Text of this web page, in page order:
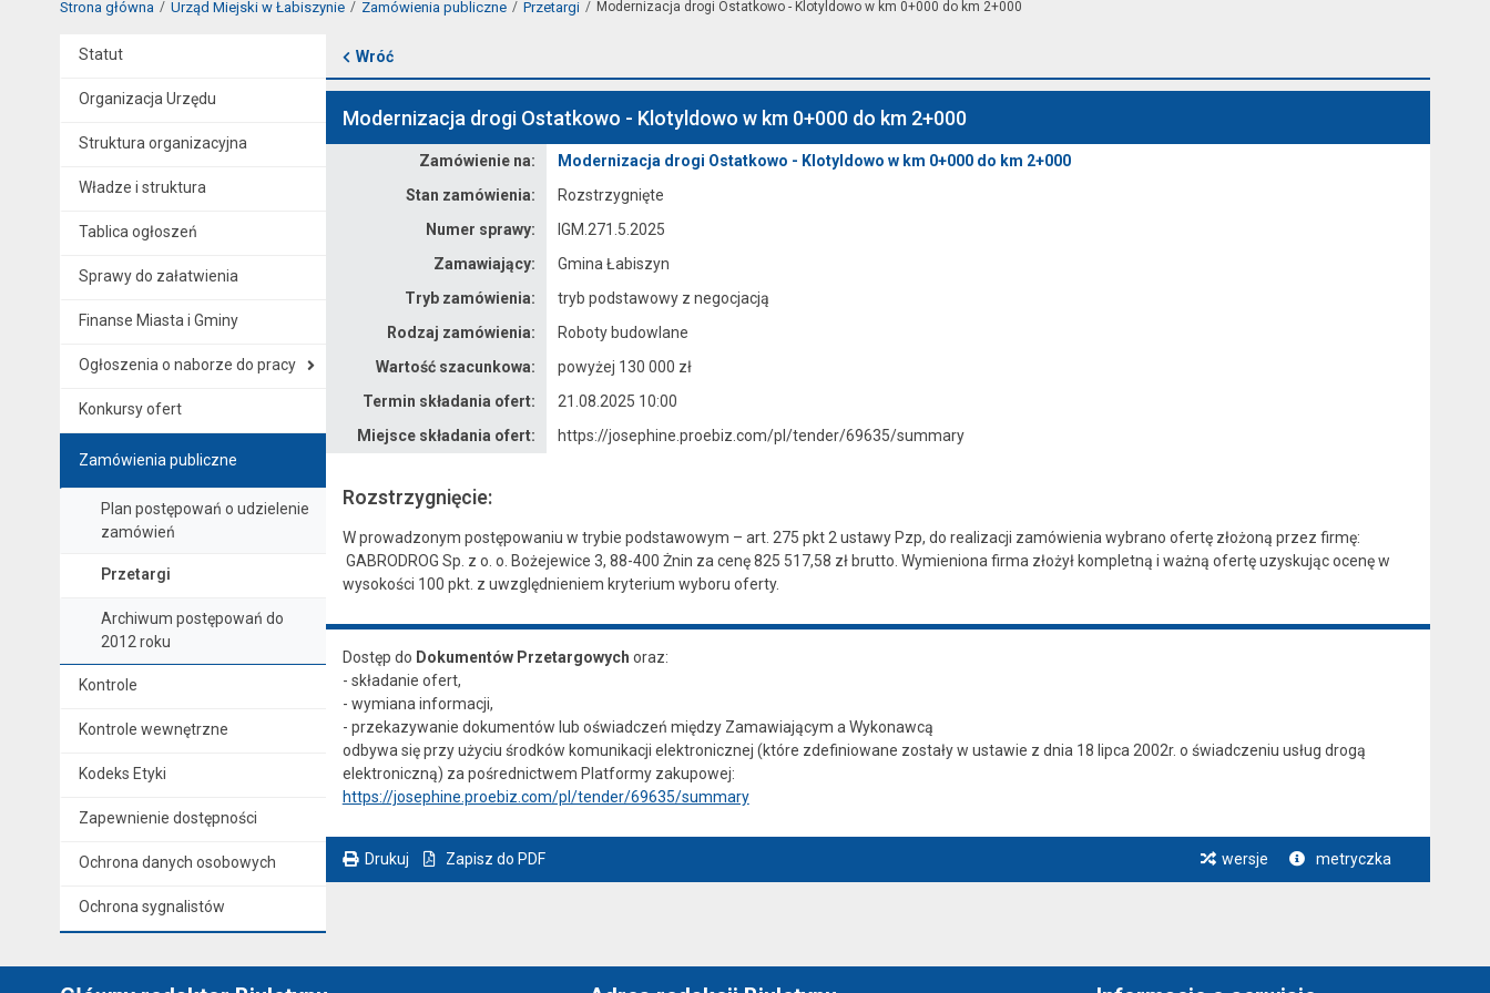
Strona główna Urząd Miejski w Łabiszynie Zamówienia publiczne Przetargi Modernizacja drogi Ostatkowo - Klotyldowo w km 0+000 do km 2+000
Statut
Organizacja Urzędu
Struktura organizacyjna
Władze i struktura
Tablica ogłoszeń
Sprawy do załatwienia
Finanse Miasta i Gminy
Ogłoszenia o naborze do pracy
Konkursy ofert
Zamówienia publiczne
Plan postępowań o udzielenie
zamówień
Przetargi
Archiwum postępowań do
2012 roku
Kontrole
Kontrole wewnętrzne
Kodeks Etyki
Zapewnienie dostępności
Ochrona danych osobowych
Ochrona sygnalistów
Wróć
Modernizacja drogi Ostatkowo - Klotyldowo w km 0+000 do km 2+000
Zamówienie na:
Modernizacja drogi Ostatkowo - Klotyldowo w km 0+000 do km 2+000
Stan zamówienia:
Rozstrzygnięte
Numer sprawy:
IGM.271.5.2025
Zamawiający:
Gmina Łabiszyn
Tryb zamówienia:
tryb podstawowy z negocjacją
Rodzaj zamówienia:
Roboty budowlane
Wartość szacunkowa:
powyżej 130 000 zł
Termin składania ofert:
21.08.2025 10:00
Miejsce składania ofert:
https://josephine.proebiz.com/pl/tender/69635/summary
Rozstrzygnięcie:
W prowadzonym postępowaniu w trybie podstawowym – art. 275 pkt 2 ustawy Pzp, do realizacji zamówienia wybrano ofertę złożoną przez firmę:
GABRODROG Sp. z o. o. Bożejewice 3, 88-400 Żnin za cenę 825 517,58 zł brutto. Wymieniona firma złożył kompletną i ważną ofertę uzyskując ocenę w
wysokości 100 pkt. z uwzględnieniem kryterium wyboru oferty.
Dostęp do Dokumentów Przetargowych oraz:
- składanie ofert,
- wymiana informacji,
- przekazywanie dokumentów lub oświadczeń między Zamawiającym a Wykonawcą
odbywa się przy użyciu środków komunikacji elektronicznej (które zdefiniowane zostały w ustawie z dnia 18 lipca 2002r. o świadczeniu usług drogą
elektroniczną) za pośrednictwem Platformy zakupowej:
https://josephine.proebiz.com/pl/tender/69635/summary
Drukuj Zapisz do PDF wersje metryczka